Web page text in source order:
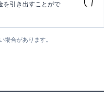
を引き出すことがで
場合があります。